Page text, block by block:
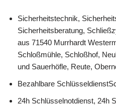
Sicherheitstechnik,
Sicherheitsberatung,
aus 71540 Murrhardt
Schloßmühle, Schloßhof,
und Sauerhöfle, Reute,
Bezahlbare
24h Schlüsselnotdienst, 24h